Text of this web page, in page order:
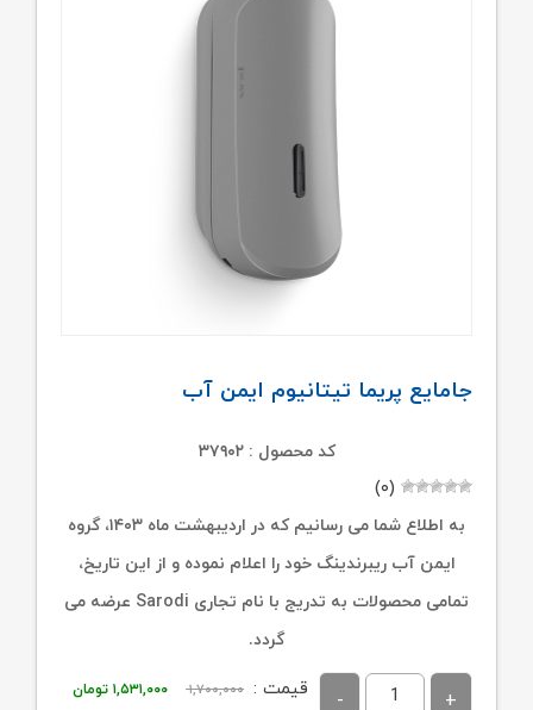
جامایع پریما تیتانیوم ایمن آب
کد محصول : ۳۷۹۰۲
(۰)
به اطلاع شما می رسانیم که در اردیبهشت ماه ۱۴۰۳، گروه
ایمن آب ریبرندینگ خود را اعلام نموده و از این تاریخ،
تمامی محصولات به تدریج با نام تجاری Sarodi عرضه می
گردد.
قیمت : ۱,۷۰۰,۰۰۰
قیمت
۱,۵۳۱,۰۰۰ تومان